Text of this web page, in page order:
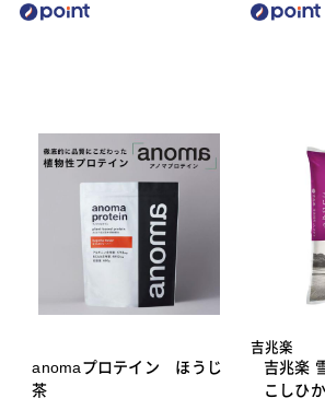
anomaプロテイン ほうじ
茶
吉兆楽
吉兆楽
こしひ